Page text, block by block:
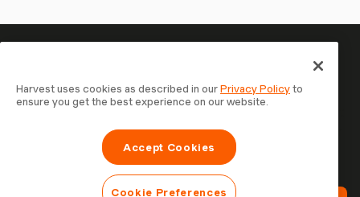
Ihre Zeit verdient es, erfasst zu
werden — starten Sie jetzt
Schließen Sie sich über 70.000 Unternehmen an, die mit
Harvest Zeit erfassen, Kunden abrechnen und schneller
bezahlt werden. Kostenlos testen, in 30 Sekunden
Harvest uses cookies as described in ourPrivacy Policyto
ensure you get the best experience on our website.
Accept Cookies
Cookie Preferences